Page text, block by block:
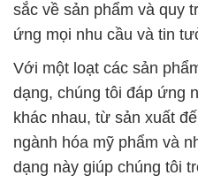
sắc về sản phẩm và quy
ứng mọi nhu cầu và tin
Với một loạt các sản
dạng, chúng tôi đáp ứng
khác nhau, từ sản xuất
ngành hóa mỹ phẩm và
dạng này giúp chúng tôi